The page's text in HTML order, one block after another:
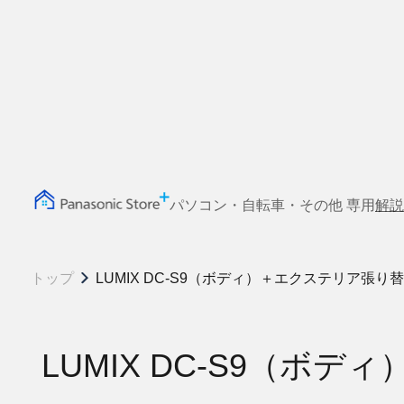
パソコン・自転車・その他 専用解
トップ LUMIX DC-S9（ボディ）＋エクステリア張り
LUMIX DC-S9（ボディ